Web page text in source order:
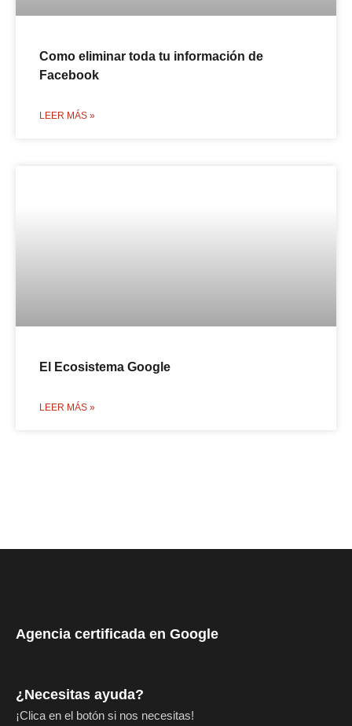
Como eliminar toda tu información de
Facebook
LEER MÁS »
El Ecosistema Google
LEER MÁS »
Agencia certificada en Google
¿Necesitas ayuda?
¡Clica en el botón si nos necesitas!